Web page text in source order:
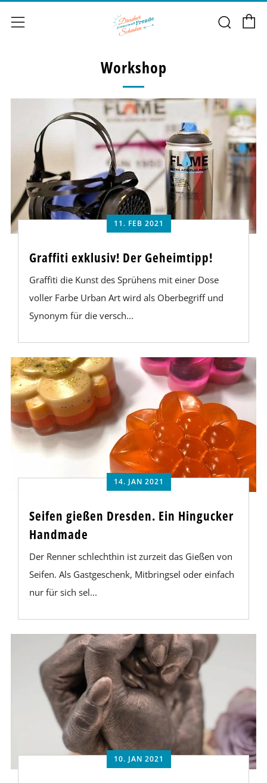
Menü
Workshop
11. FEB 2021
Graffiti exklusiv! Der Geheimtipp!
Graffiti die Kunst des Sprühens mit einer Dose
voller Farbe Urban Art wird als Oberbegriff und
Synonym für die versch...
14. JAN 2021
Seifen gießen Dresden. Ein Hingucker
Handmade
Der Renner schlechthin ist zurzeit das Gießen von
Seifen. Als Gastgeschenk, Mitbringsel oder einfach
nur für sich sel...
10. JAN 2021